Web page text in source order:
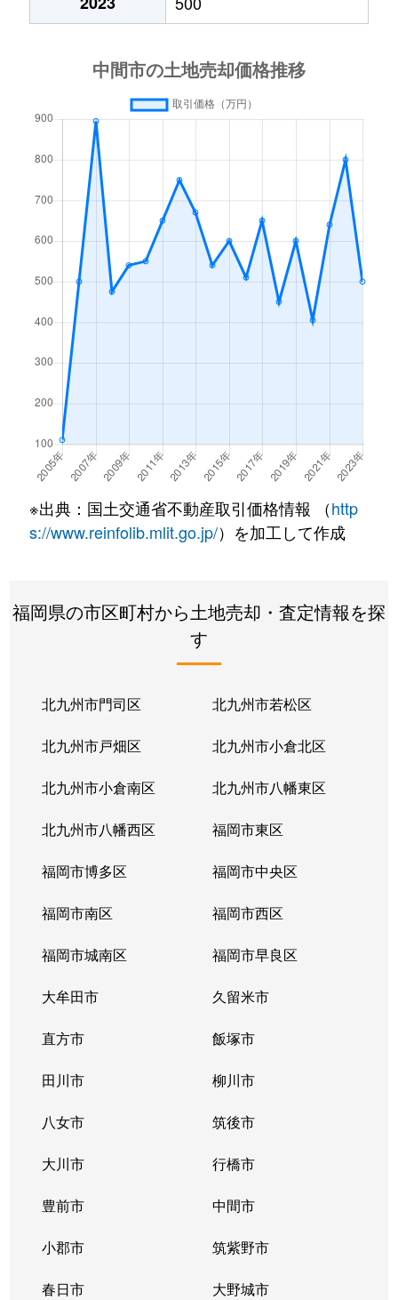
※出典：国土交通省不動産取引価格情報 （http
s://www.reinfolib.mlit.go.jp/）を加工して作成
福岡県の市区町村から土地売却・査定情報を探
す
北九州市門司区 北九州市若松区
北九州市戸畑区 北九州市小倉北区
北九州市小倉南区 北九州市八幡東区
北九州市八幡西区 福岡市東区
福岡市博多区 福岡市中央区
福岡市南区 福岡市西区
福岡市城南区 福岡市早良区
大牟田市 久留米市
直方市 飯塚市
田川市 柳川市
八女市 筑後市
大川市 行橋市
豊前市 中間市
小郡市 筑紫野市
春日市 大野城市